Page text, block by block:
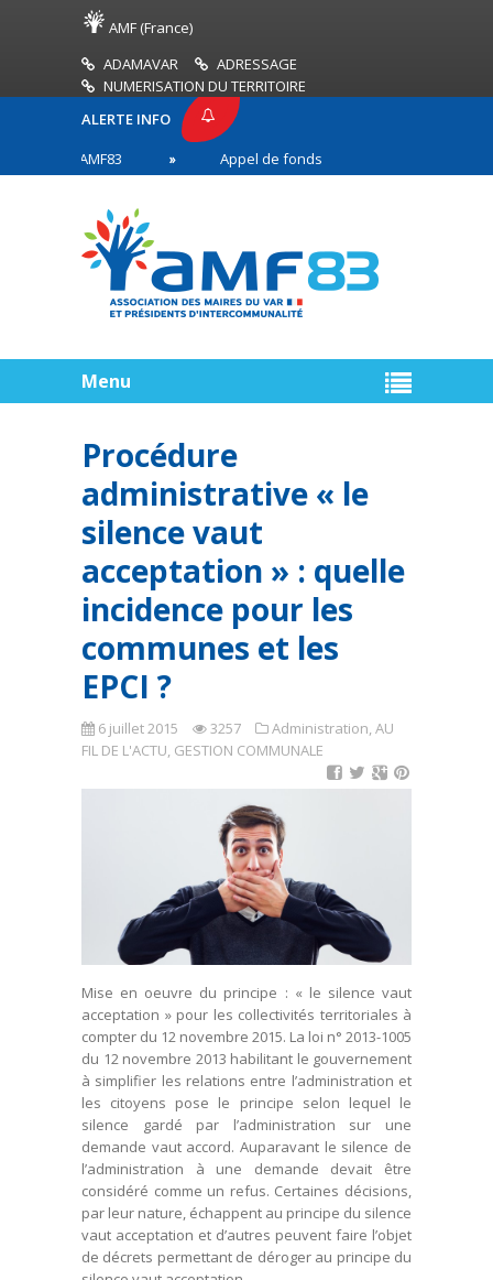
AMF (France)
ADAMAVAR
ADRESSAGE
NUMERISATION DU TERRITOIRE
ALERTE INFO
AMF83
Appel de fonds incendies de forêt
en première ligne
Menu
Procédure
administrative « le
silence vaut
acceptation » : quelle
incidence pour les
communes et les
EPCI ?
6 juillet 2015 3257 Administration,AU
FIL DE L'ACTU, GESTION COMMUNALE
Mise en oeuvre du principe : « le silence vaut
acceptation » pour les collectivités territoriales à
compter du 12 novembre 2015. La loi n° 2013-1005
du 12 novembre 2013 habilitant le gouvernement
à simplifier les relations entre l’administration et
les citoyens pose le principe selon lequel le
silence gardé par l’administration sur une
demande vaut accord. Auparavant le silence de
l’administration à une demande devait être
considéré comme un refus. Certaines décisions,
par leur nature, échappent au principe du silence
vaut acceptation et d’autres peuvent faire l’objet
de décrets permettant de déroger au principe du